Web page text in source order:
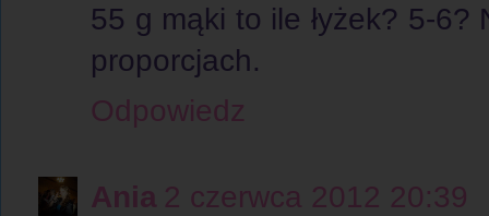
55 g mąki to ile łyżek? 5-
proporcjach.
Odpowiedz
Ania 2 czerwca 2012 20:39